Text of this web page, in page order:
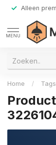
Alleen
MENU
Home / Tags